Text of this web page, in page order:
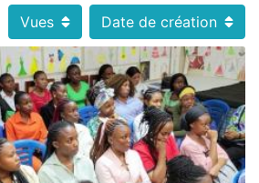
Vues Date de création